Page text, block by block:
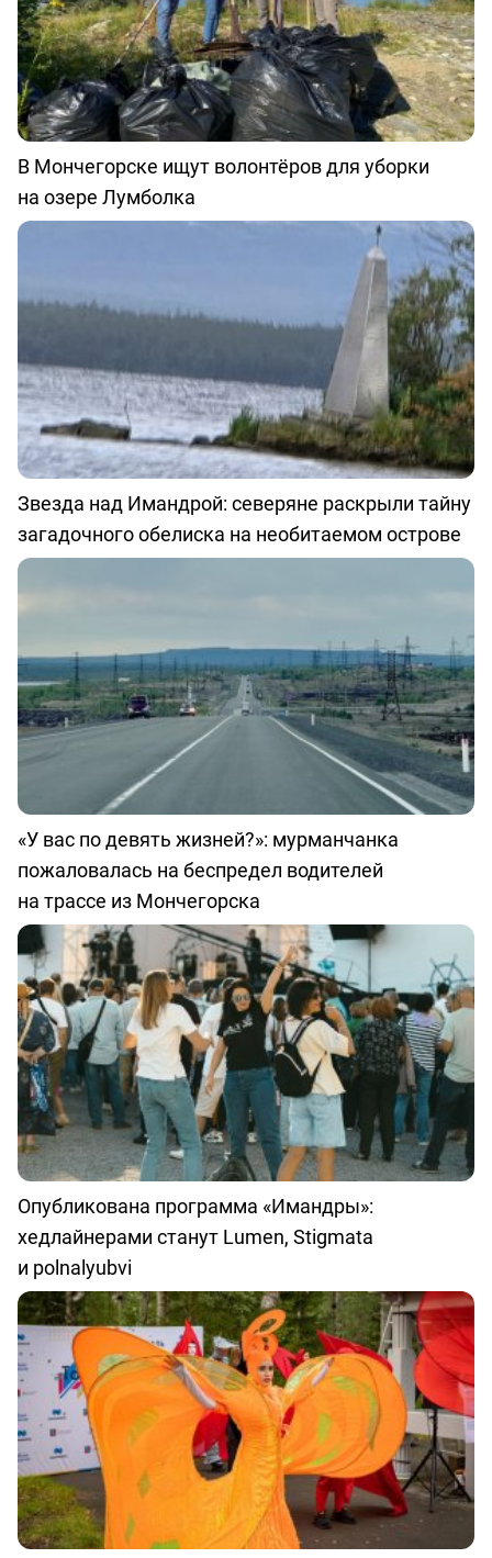
В Мончегорске ищут волонтёров для уборки
на озере Лумболка
Звезда над Имандрой: северяне раскрыли тайну
загадочного обелиска на необитаемом острове
«У вас по девять жизней?»: мурманчанка
пожаловалась на беспредел водителей
на трассе из Мончегорска
Опубликована программа «Имандры»:
хедлайнерами станут Lumen, Stigmata
и polnalyubvi